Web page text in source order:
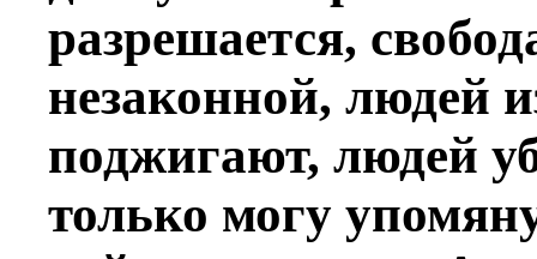
разрешается,
незаконной, людей
поджигают, людей
только могу